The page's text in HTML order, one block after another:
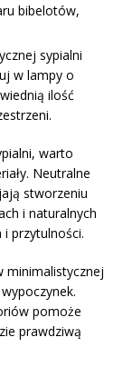
bibelotów,
sypialni
w lampy o
ilość
warto
Neutralne
stworzeniu
i naturalnych
i przytulności.
minimalistycznej
pomoże
prawdziwą